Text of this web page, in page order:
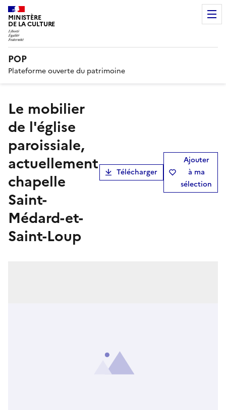
MINISTÈRE
DE LA CULTURE
POP
Plateforme ouverte du patrimoine
Le mobilier
de l'église
paroissiale,
actuellement
chapelle
Saint-
Médard-et-
Saint-Loup
Télécharger
Ajouter
à ma
sélection